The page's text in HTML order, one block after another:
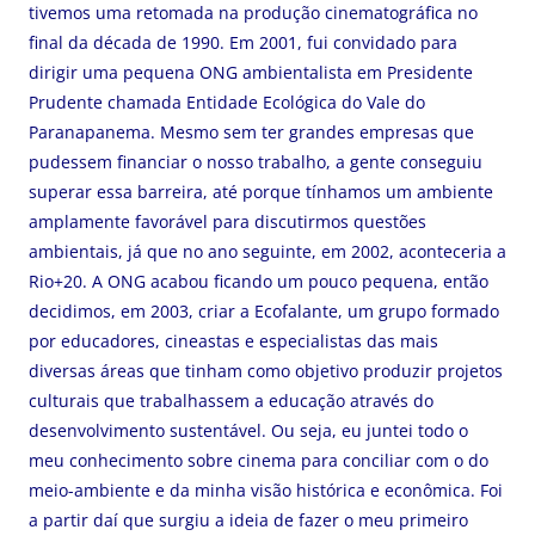
tivemos uma retomada na produção cinematográfica no
final da década de 1990. Em 2001, fui convidado para
dirigir uma pequena ONG ambientalista em Presidente
Prudente chamada Entidade Ecológica do Vale do
Paranapanema. Mesmo sem ter grandes empresas que
pudessem financiar o nosso trabalho, a gente conseguiu
superar essa barreira, até porque tínhamos um ambiente
amplamente favorável para discutirmos questões
ambientais, já que no ano seguinte, em 2002, aconteceria a
Rio+20. A ONG acabou ficando um pouco pequena, então
decidimos, em 2003, criar a Ecofalante, um grupo formado
por educadores, cineastas e especialistas das mais
diversas áreas que tinham como objetivo produzir projetos
culturais que trabalhassem a educação através do
desenvolvimento sustentável. Ou seja, eu juntei todo o
meu conhecimento sobre cinema para conciliar com o do
meio-ambiente e da minha visão histórica e econômica. Foi
a partir daí que surgiu a ideia de fazer o meu primeiro